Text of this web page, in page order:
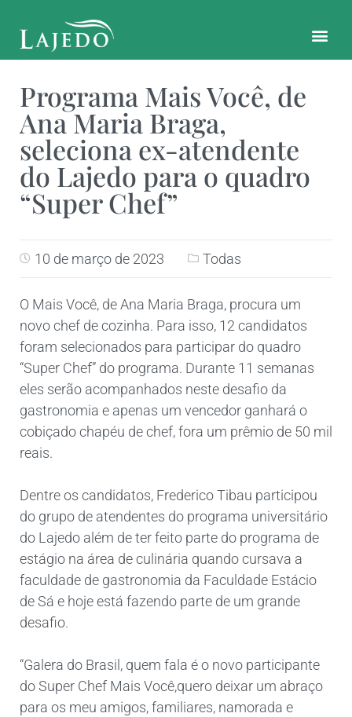
Programa Mais Você, de
Ana Maria Braga,
seleciona ex-atendente
do Lajedo para o quadro
“Super Chef”
10 de março de 2023 Todas
O Mais Você, de Ana Maria Braga, procura um
novo chef de cozinha. Para isso, 12 candidatos
foram selecionados para participar do quadro
“Super Chef” do programa. Durante 11 semanas
eles serão acompanhados neste desafio da
gastronomia e apenas um vencedor ganhará o
cobiçado chapéu de chef, fora um prêmio de 50 mil
reais.
Dentre os candidatos, Frederico Tibau participou
do grupo de atendentes do programa universitário
do Lajedo além de ter feito parte do programa de
estágio na área de culinária quando cursava a
faculdade de gastronomia da Faculdade Estácio
de Sá e hoje está fazendo parte de um grande
desafio.
“Galera do Brasil, quem fala é o novo participante
do Super Chef Mais Você,quero deixar um abraço
para os meu amigos, familiares, namorada e